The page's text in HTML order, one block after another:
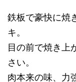
鉄板で豪快に焼
キ。
目の前で焼き上
さい。
肉本来の味、力